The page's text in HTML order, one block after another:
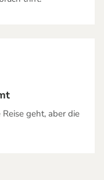
geht, aber die